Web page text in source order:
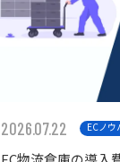
2026.07.22 ECノウ